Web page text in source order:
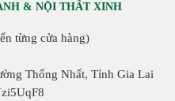
& NỘI THẤT XINH
từng cửa hàng)
Thống Nhất, Tỉnh Gia Lai